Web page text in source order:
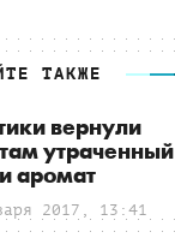
ТАКЖЕ
вернули
утраченный
аромат
2017, 13:41